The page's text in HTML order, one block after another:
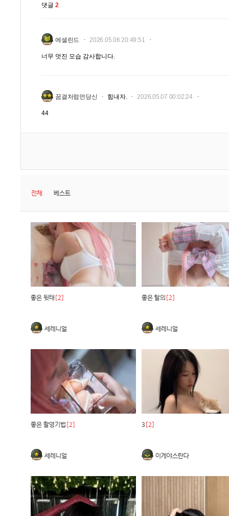
댓글 2
에셀린드 2026.05.06 20:49:51
너무 멋진 모습 감사합니다.
꿈결처럼먼당신 힘내자. 2026.05.07 00:02:24
44
전체 베스트
좋은 뒷태 [2]
세레니얼
좋은 탈의 [2]
세레니얼
좋은 촬영기법 [2]
세레니얼
3 [2]
이게야스란다